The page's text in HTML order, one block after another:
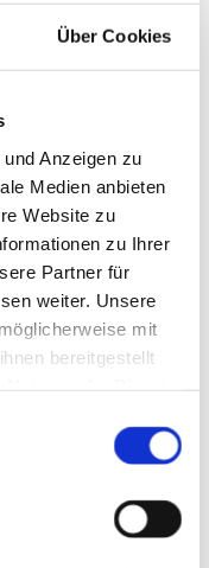
Über Cookies
Anzeigen zu
Medien anbieten
Website zu
zu Ihrer
Partner für
weiter. Unsere
mit
bereitgestellt
08:00 - 16:00